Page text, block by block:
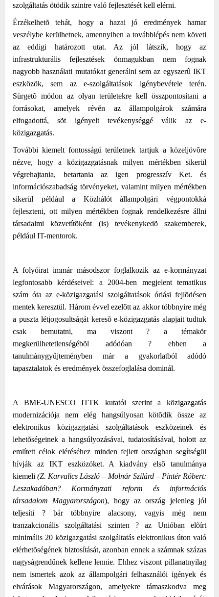
szolgáltatás ötödik szintre való fejlesztését kell elérni.
Érzékelhetõ tehát, hogy a hazai jó eredmények hamar
veszélybe kerülhetnek, amennyiben a továbblépés nem követi
az eddigi határozott utat. Az jól látszik, hogy az
infrastrukturális fejlesztések önmagukban nem fognak
nagyobb használati mutatókat generálni sem az egyszerû IKT
eszközök, sem az e-szolgáltatások igénybevétele terén.
Sürgetõ módon az olyan területekre kell összpontosítani a
forrásokat, amelyek révén az állampolgárok számára
elfogadottá, sõt igényelt tevékenységgé válik az e-
közigazgatás.
További kiemelt fontosságú területnek tartjuk a közeljövõre
nézve, hogy a közigazgatásnak milyen mértékben sikerül
végrehajtania, betartania az igen progresszív Ket. és
információszabadság törvényeket, valamint milyen mértékben
sikerül például a Közhálót állampolgári végpontokká
fejleszteni, ott milyen mértékben fognak rendelkezésre állni
társadalmi közvetítõként (is) tevékenykedõ szakemberek,
például IT-mentorok.
A folyóirat immár másodszor foglalkozik az e-kormányzat
legfontosabb kérdéseivel: a 2004-ben megjelent tematikus
szám óta az e-közigazgatási szolgáltatások óriási fejlõdésen
mentek keresztül. Három évvel ezelõtt az akkor többnyire még
a puszta létjogosultságát keresõ e-közigazgatás alapjait tudtuk
csak bemutatni, ma viszont ? a témakör
megkerülhetetlenségébõl adódóan ? ebben a
tanulmánygyûjteményben már a gyakorlatból adódó
tapasztalatok és eredmények összefoglalása dominál.
A BME-UNESCO ITTK kutatói szerint a közigazgatás
modernizációja nem elég hangsúlyosan kötõdik össze az
elektronikus közigazgatási szolgáltatások eszközeinek és
lehetõségeinek a hangsúlyozásával, tudatosításával, holott az
említett célok eléréséhez minden fejlett országban segítségül
hívják az IKT eszközöket. A kiadvány elsõ tanulmánya
kiemeli(Z. Karvalics László – Molnár Szilárd – Pintér Róbert:
Leszakadóban? Kormányzati reform és információs
társadalom Magyarországon), hogy az ország jelenleg jól
teljesíti ? bár többnyire alacsony, vagyis még nem
tranzakcionális szolgáltatási szinten ? az Unióban elõírt
minimális 20 közigazgatási szolgáltatás elektronikus úton való
elérhetõségének biztosítását, azonban ennek a számnak százas
nagyságrendûnek kellene lennie. Ehhez viszont pillanatnyilag
nem ismertek azok az állampolgári felhasználói igények és
elvárások Magyarországon, amelyekre támaszkodva meg